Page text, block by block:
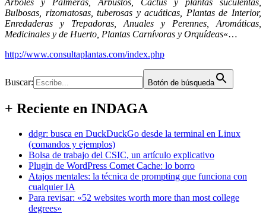
Bulbosas, rizomatosas, tuberosas y acuáticas, Plantas de Interior,
Enredaderas y Trepadoras, Anuales y Perennes, Aromáticas,
Medicinales y de Huerto, Plantas Carnívoras y Orquídeas«…
http://www.consultaplantas.com/index.php
Buscar: Botón de búsqueda
+ Reciente en INDAGA
ddgr: busca en DuckDuckGo desde la terminal en Linux
(comandos y ejemplos)
Bolsa de trabajo del CSIC, un artículo explicativo
Plugin de WordPress Comet Cache: lo borro
Atajos mentales: la técnica de prompting que funciona con
cualquier IA
Para revisar: «52 websites worth more than most college
degrees»